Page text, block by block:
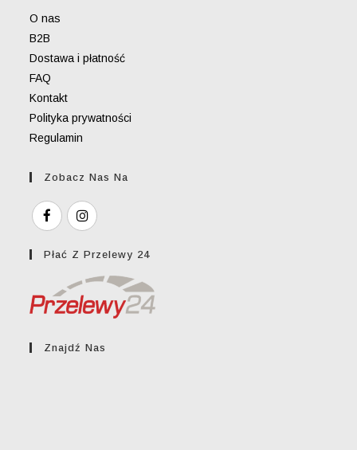
O nas
B2B
Dostawa i płatność
FAQ
Kontakt
Polityka prywatności
Regulamin
Zobacz Nas Na
Płać Z Przelewy 24
Znajdź Nas